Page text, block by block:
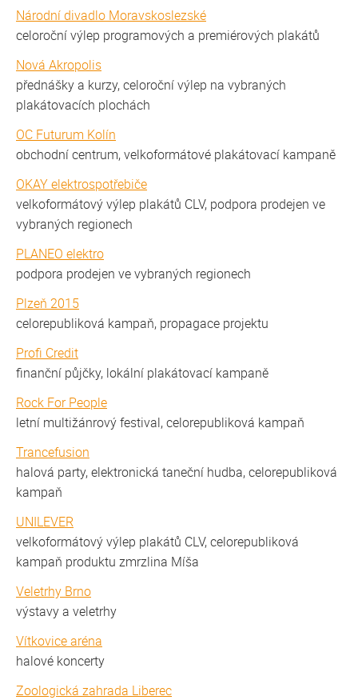
Národní divadlo Moravskoslezské
celoroční výlep programových a premiérových plakátů
Nová Akropolis
přednášky a kurzy, celoroční výlep na vybraných
plakátovacích plochách
OC Futurum Kolín
obchodní centrum, velkoformátové plakátovací kampaně
OKAY elektrospotřebiče
velkoformátový výlep plakátů CLV, podpora prodejen ve
vybraných regionech
PLANEO elektro
podpora prodejen ve vybraných regionech
Plzeň 2015
celorepubliková kampaň, propagace projektu
Profi Credit
finanční půjčky, lokální plakátovací kampaně
Rock For People
letní multižánrový festival, celorepubliková kampaň
Trancefusion
halová party, elektronická taneční hudba, celorepubliková
kampaň
UNILEVER
velkoformátový výlep plakátů CLV, celorepubliková
kampaň produktu zmrzlina Míša
Veletrhy Brno
výstavy a veletrhy
Vítkovice aréna
halové koncerty
Zoologická zahrada Liberec